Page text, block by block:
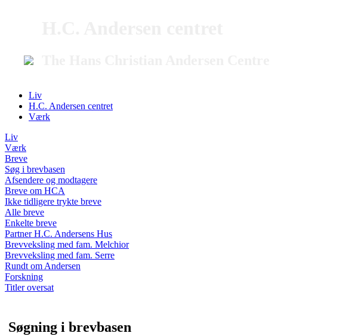
Liv
H.C. Andersen centret
Værk
Liv
Værk
Breve
Søg i brevbasen
Afsendere og modtagere
Breve om HCA
Ikke tidligere trykte breve
Alle breve
Enkelte breve
Partner H.C. Andersens Hus
Brevveksling med fam. Melchior
Brevveksling med fam. Serre
Rundt om Andersen
Forskning
Titler oversat
Søgning i brevbasen